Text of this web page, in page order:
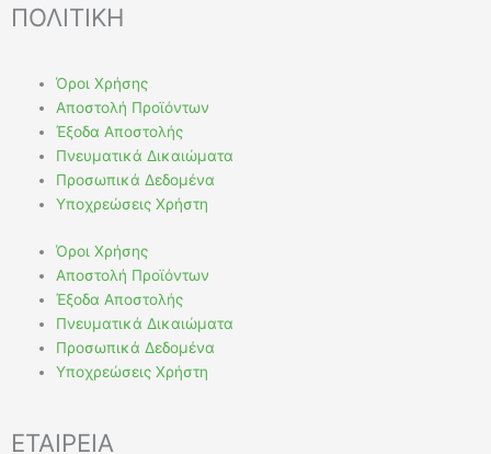
ΠΟΛΙΤΙΚΗ
Όροι Χρήσης
Αποστολή Προϊόντων
Έξοδα Αποστολής
Πνευματικά Δικαιώματα
Προσωπικά Δεδομένα
Υποχρεώσεις Χρήστη
Όροι Χρήσης
Αποστολή Προϊόντων
Έξοδα Αποστολής
Πνευματικά Δικαιώματα
Προσωπικά Δεδομένα
Υποχρεώσεις Χρήστη
ΕΤΑΙΡΕΙΑ